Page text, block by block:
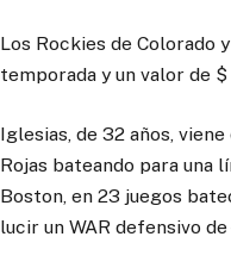
Los Rockies de Colorado
temporada y un valor de
Iglesias, de 32 años,
Rojas bateando para una
Boston, en 23 juegos
lucir un WAR defensivo de